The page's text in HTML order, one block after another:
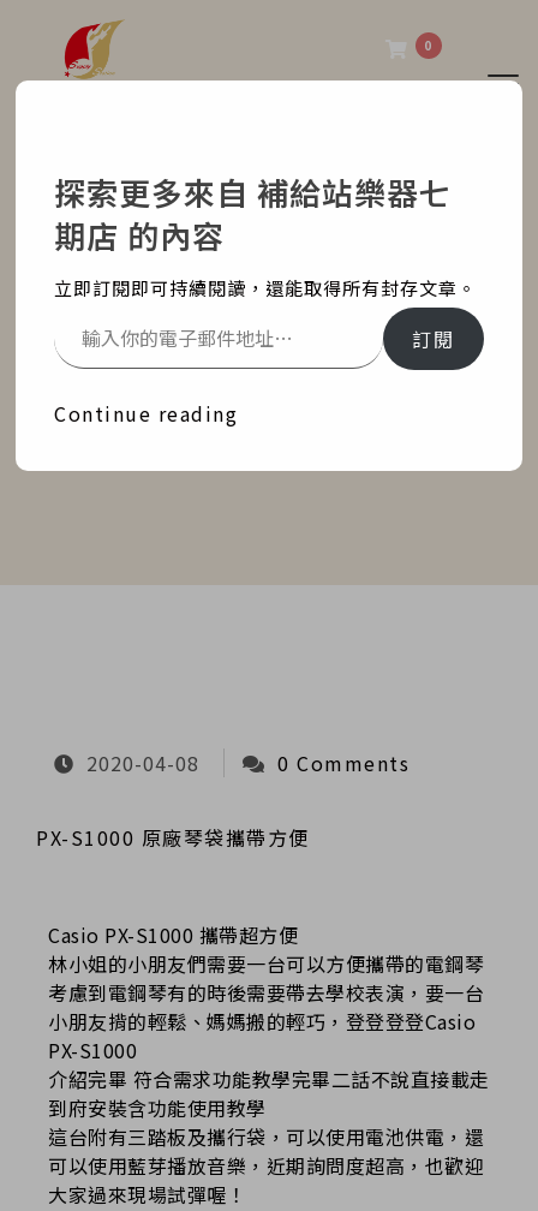
0
PX-S1000 原廠琴袋攜帶
銷售紀錄
PX-S1000 原廠琴袋攜帶方便
2020-04-08 0 Comments
PX-S1000 原廠琴袋攜帶方便
Casio PX-S1000 攜帶超方便
林小姐的小朋友們需要一台可以方便攜帶的電鋼琴
考慮到電鋼琴有的時後需要帶去學校表演，要一台
小朋友揹的輕鬆、媽媽搬的輕巧，登登登登Casio
PX-S1000
介紹完畢 符合需求功能教學完畢二話不說直接載走
到府安裝含功能使用教學
這台附有三踏板及攜行袋，可以使用電池供電，還
可以使用藍芽播放音樂，近期詢問度超高，也歡迎
大家過來現場試彈喔！
探索更多來自 補給站樂器七
期店 的內容
立即訂閱即可持續閱讀，還能取得所有封存文章。
訂閱
Continue reading